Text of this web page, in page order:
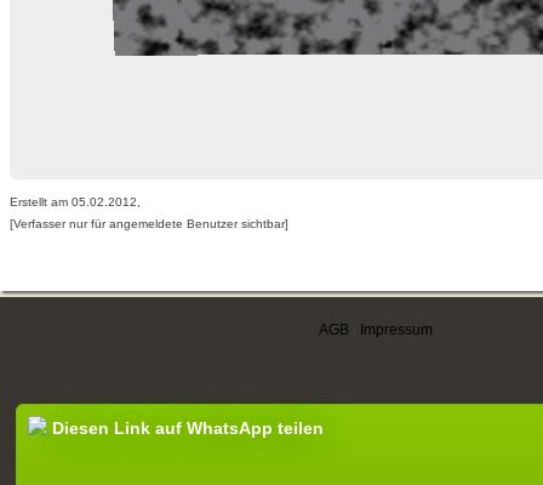
Erstellt am 05.02.2012,
[Verfasser nur für angemeldete Benutzer sichtbar]
AGB Impressum
Diesen Link auf WhatsApp teilen